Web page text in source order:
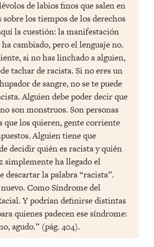
de labios finos que salen en
sobre los tiempos de los derechos
la cuestión: la manifestación
cambiado, pero el lenguaje no.
si no has linchado a alguien,
tachar de racista. Si no eres un
de sangre, no se te puede
Alguien debe poder decir que
son monstruos. Son personas
que los quieren, gente corriente
Alguien tiene que
decidir quién es racista y quién
simplemente ha llegado el
descartar la palabra “racista”.
Como Síndrome del
Y podrían definirse distintas
quienes padecen ese síndrome:
agudo.” (pág. 404).